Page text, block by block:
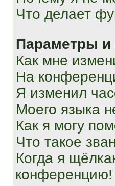
Что делает
Параметры и
Как мне
На
Я изменил
Моего языка
Как я могу
Что такое
Когда я
конференцию!